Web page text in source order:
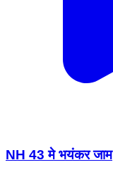
NH 43 मे भयंकर जाम